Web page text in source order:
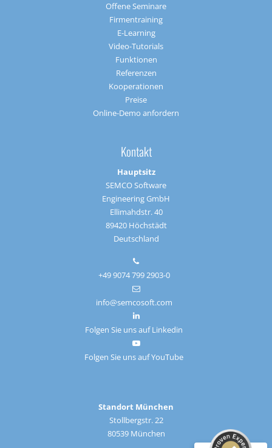
Offene Seminare
Firmentraining
E-Learning
Video-Tutorials
Funktionen
Referenzen
Kooperationen
Preise
Online-Demo anfordern
Kontakt
Hauptsitz
SEMCO Software
Engineering GmbH
Ellimahdstr. 40
89420 Höchstädt
Deutschland
+49 9074 799 2903-0
info@semcosoft.com
Folgen Sie uns auf Linkedin
Folgen Sie uns auf YouTube
Standort München
Stollbergstr. 22
80539 München
ProvenExpert.com
SEHR GUT
4,91
/
5,00